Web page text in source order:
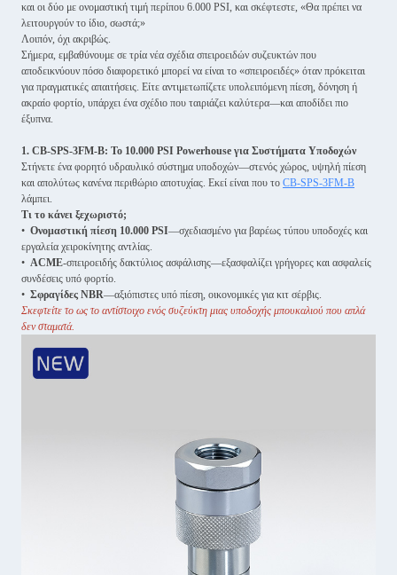
και οι δύο με ονομαστική τιμή περίπου 6.000 PSI, και σκέφτεστε, «Θα πρέπει να
λειτουργούν το ίδιο, σωστά;»
Λοιπόν, όχι ακριβώς.
Σήμερα, εμβαθύνουμε σε τρία νέα σχέδια σπειροειδών συζευκτών που
αποδεικνύουν πόσο διαφορετικό μπορεί να είναι το «σπειροειδές» όταν πρόκειται
για πραγματικές απαιτήσεις. Είτε αντιμετωπίζετε υπολειπόμενη πίεση, δόνηση ή
ακραίο φορτίο, υπάρχει ένα σχέδιο που ταιριάζει καλύτερα—και αποδίδει πιο
έξυπνα.
1. CB-SPS-3FM-B: Το 10.000 PSI Powerhouse για Συστήματα Υποδοχών
Στήνετε ένα φορητό υδραυλικό σύστημα υποδοχών—στενός χώρος, υψηλή πίεση
και απολύτως κανένα περιθώριο αποτυχίας. Εκεί είναι που το CB-SPS-3FM-B
λάμπει.
Τι το κάνει ξεχωριστό;
• Ονομαστική πίεση 10.000 PSI—σχεδιασμένο για βαρέως τύπου υποδοχές και
εργαλεία χειροκίνητης αντλίας.
• ACME-σπειροειδής δακτύλιος ασφάλισης—εξασφαλίζει γρήγορες και ασφαλείς
συνδέσεις υπό φορτίο.
• Σφραγίδες NBR—αξιόπιστες υπό πίεση, οικονομικές για κιτ σέρβις.
Σκεφτείτε το ως το αντίστοιχο ενός συζεύκτη μιας υποδοχής μπουκαλιού που απλά
δεν σταματά.